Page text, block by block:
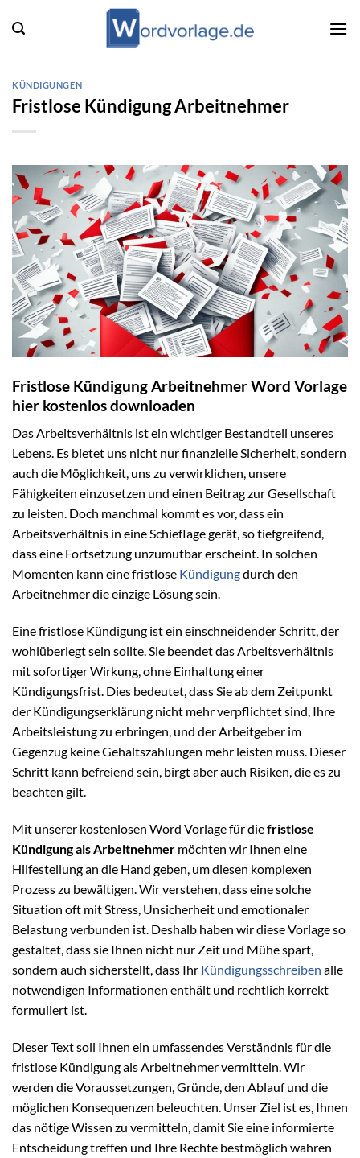
Inhalt
KÜNDIGUNGEN
Fristlose Kündigung Arbeitnehmer
Fristlose Kündigung Arbeitnehmer Word Vorlage
hier kostenlos downloaden
Das Arbeitsverhältnis ist ein wichtiger Bestandteil unseres
Lebens. Es bietet uns nicht nur finanzielle Sicherheit, sondern
auch die Möglichkeit, uns zu verwirklichen, unsere
Fähigkeiten einzusetzen und einen Beitrag zur Gesellschaft
zu leisten. Doch manchmal kommt es vor, dass ein
Arbeitsverhältnis in eine Schieflage gerät, so tiefgreifend,
dass eine Fortsetzung unzumutbar erscheint. In solchen
Momenten kann eine fristlose Kündigungdurch den
Arbeitnehmer die einzige Lösung sein.
Eine fristlose Kündigung ist ein einschneidender Schritt, der
wohlüberlegt sein sollte. Sie beendet das Arbeitsverhältnis
mit sofortiger Wirkung, ohne Einhaltung einer
Kündigungsfrist. Dies bedeutet, dass Sie ab dem Zeitpunkt
der Kündigungserklärung nicht mehr verpflichtet sind, Ihre
Arbeitsleistung zu erbringen, und der Arbeitgeber im
Gegenzug keine Gehaltszahlungen mehr leisten muss. Dieser
Schritt kann befreiend sein, birgt aber auch Risiken, die es zu
beachten gilt.
Mit unserer kostenlosen Word Vorlage für diefristlose
Kündigung als Arbeitnehmer möchten wir Ihnen eine
Hilfestellung an die Hand geben, um diesen komplexen
Prozess zu bewältigen. Wir verstehen, dass eine solche
Situation oft mit Stress, Unsicherheit und emotionaler
Belastung verbunden ist. Deshalb haben wir diese Vorlage so
gestaltet, dass sie Ihnen nicht nur Zeit und Mühe spart,
sondern auch sicherstellt, dass Ihr Kündigungsschreiben alle
notwendigen Informationen enthält und rechtlich korrekt
formuliert ist.
Dieser Text soll Ihnen ein umfassendes Verständnis für die
fristlose Kündigung als Arbeitnehmer vermitteln. Wir
werden die Voraussetzungen, Gründe, den Ablauf und die
möglichen Konsequenzen beleuchten. Unser Ziel ist es, Ihnen
das nötige Wissen zu vermitteln, damit Sie eine informierte
Entscheidung treffen und Ihre Rechte bestmöglich wahren